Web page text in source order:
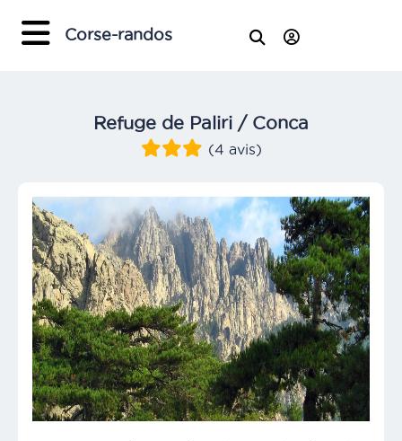
Corse-randos
Refuge de Paliri / Conca
(4 avis)